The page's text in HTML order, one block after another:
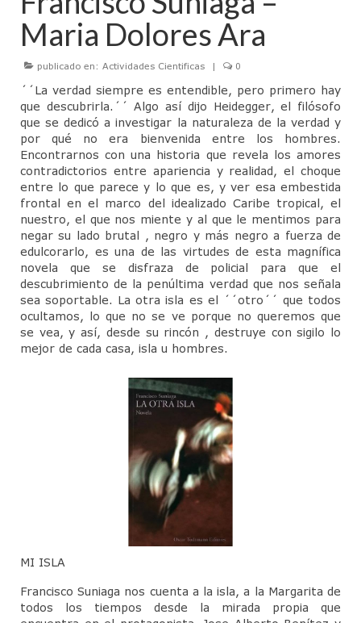
Junta Directiva
Actividades Cientificas
Jornadas Anuales Sigmund Freud
CineForo
Cineforo – Hater
Cineforo – El Silencio de Otros
CineForo – las 50 Sombras de Grey
Cine Foro – La Isla Siniestra
CineForo – Guillaume y los chicos… ¡a la
mesa!
CineForo – El Pasado
CineForo – Malefica
CineForo – Tenemos que hablar de Kevin
CineForo – La Ladrona de Libros
CineForo – Hannan Arendt
Curso de Psicoterapia Psicoanálitica
Actividades del Mes
Actividades Docentes
Instituto de Psicoanálisis
Admisión
Maria Dolores Ara
publicado en: Actividades Cientificas | 0
´´La verdad siempre es entendible, pero primero hay
que descubrirla.´´ Algo así dijo Heidegger, el filósofo
que se dedicó a investigar la naturaleza de la verdad y
por qué no era bienvenida entre los hombres.
Encontrarnos con una historia que revela los amores
contradictorios entre apariencia y realidad, el choque
entre lo que parece y lo que es, y ver esa embestida
frontal en el marco del idealizado Caribe tropical, el
nuestro, el que nos miente y al que le mentimos para
negar su lado brutal , negro y más negro a fuerza de
edulcorarlo, es una de las virtudes de esta magnífica
novela que se disfraza de policial para que el
descubrimiento de la penúltima verdad que nos señala
sea soportable. La otra isla es el ´´otro´´ que todos
ocultamos, lo que no se ve porque no queremos que
se vea, y así, desde su rincón , destruye con sigilo lo
mejor de cada casa, isla u hombres.
MI ISLA
Francisco Suniaga nos cuenta a la isla, a la Margarita de
todos los tiempos desde la mirada propia que